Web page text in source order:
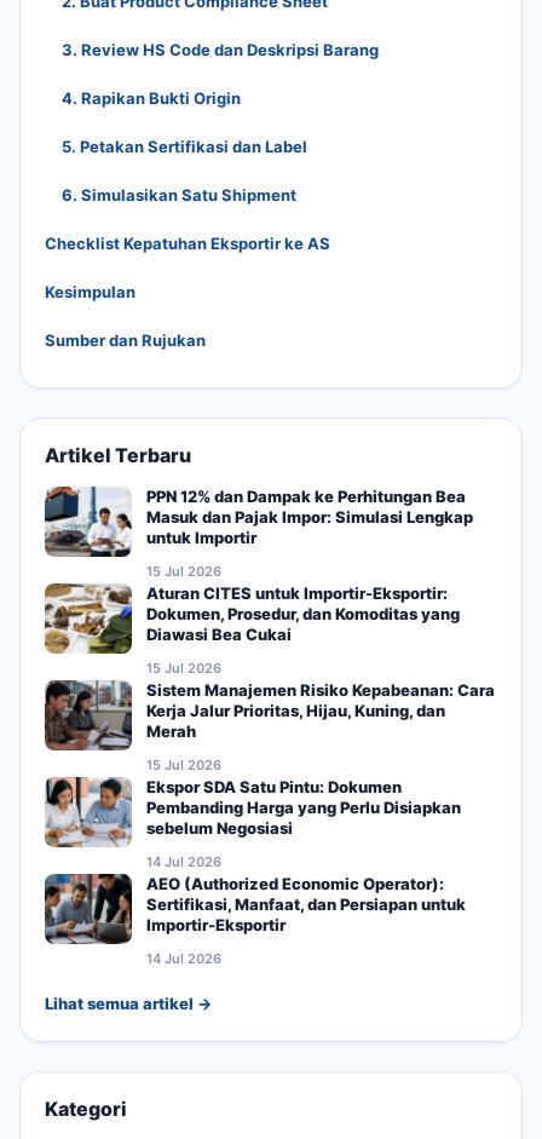
3. Review HS Code dan Deskripsi Barang
4. Rapikan Bukti Origin
5. Petakan Sertifikasi dan Label
6. Simulasikan Satu Shipment
Checklist Kepatuhan Eksportir ke AS
Kesimpulan
Sumber dan Rujukan
Artikel Terbaru
PPN 12% dan Dampak ke Perhitungan Bea
Masuk dan Pajak Impor: Simulasi Lengkap
untuk Importir
15 Jul 2026
Aturan CITES untuk Importir-Eksportir:
Dokumen, Prosedur, dan Komoditas yang
Diawasi Bea Cukai
15 Jul 2026
Sistem Manajemen Risiko Kepabeanan: Cara
Kerja Jalur Prioritas, Hijau, Kuning, dan
Merah
15 Jul 2026
Ekspor SDA Satu Pintu: Dokumen
Pembanding Harga yang Perlu Disiapkan
sebelum Negosiasi
14 Jul 2026
AEO (Authorized Economic Operator):
Sertifikasi, Manfaat, dan Persiapan untuk
Importir-Eksportir
14 Jul 2026
Lihat semua artikel →
Kategori